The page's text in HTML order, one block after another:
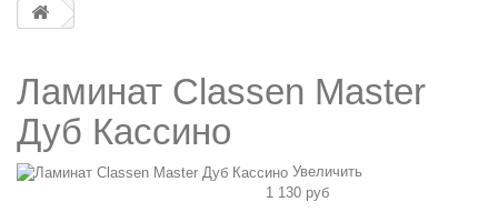
Ламинат Classen Master
Дуб Кассино
Увеличить
1 130 руб